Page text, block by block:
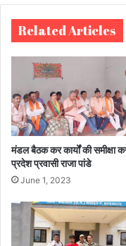
Related Articles
मंडल बैठक कर कार्यों की समीक्षा
प्रदेश प्रवासी राजा पांडे
June 1, 2023